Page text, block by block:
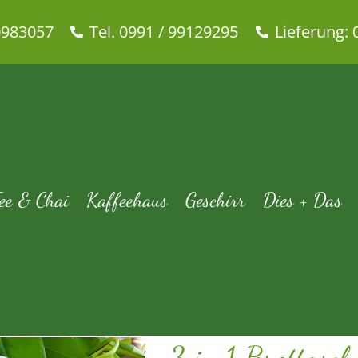
Tel. 0991 / 99129295 Lieferung:
& Chai Kaffeehaus Geschirr Dies + Das